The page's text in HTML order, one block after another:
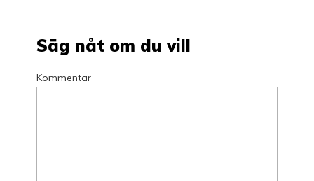
Säg nåt om du vill
Kommentar